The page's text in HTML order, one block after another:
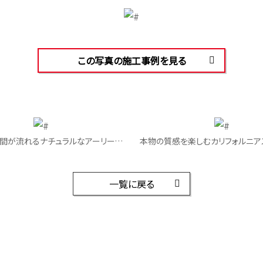
この写真の施工事例を見る
穏やかな時間が流れるナチュラルなアーリーアメリカンハウス｜キッチン
一覧に戻る